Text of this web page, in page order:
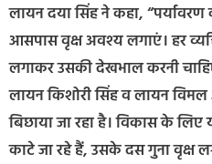
लायन दया सिंह ने कहा,
आसपास वृक्ष अवश्य लगाएं। हर
लगाकर उसकी देखभाल करनी
लायन किशोरी सिंह व लायन
बिछाया जा रहा है। विकास के
काटे जा रहे हैं, उसके दस गुना वृक्ष